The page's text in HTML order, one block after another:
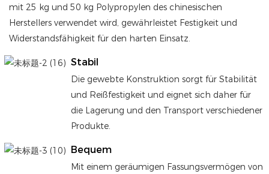
mit 25 kg und 50 kg Polypropylen des chinesischen
Herstellers verwendet wird, gewährleistet Festigkeit und
Widerstandsfähigkeit für den harten Einsatz.
Stabil
Die gewebte Konstruktion sorgt für Stabilität
und Reißfestigkeit und eignet sich daher für
die Lagerung und den Transport verschiedener
Produkte.
Bequem
Mit einem geräumigen Fassungsvermögen von